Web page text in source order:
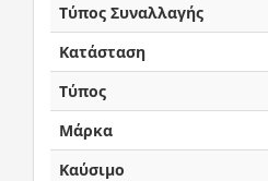
Τύπος Συναλλαγής
Κατάσταση
Τύπος
Μάρκα
Καύσιμο